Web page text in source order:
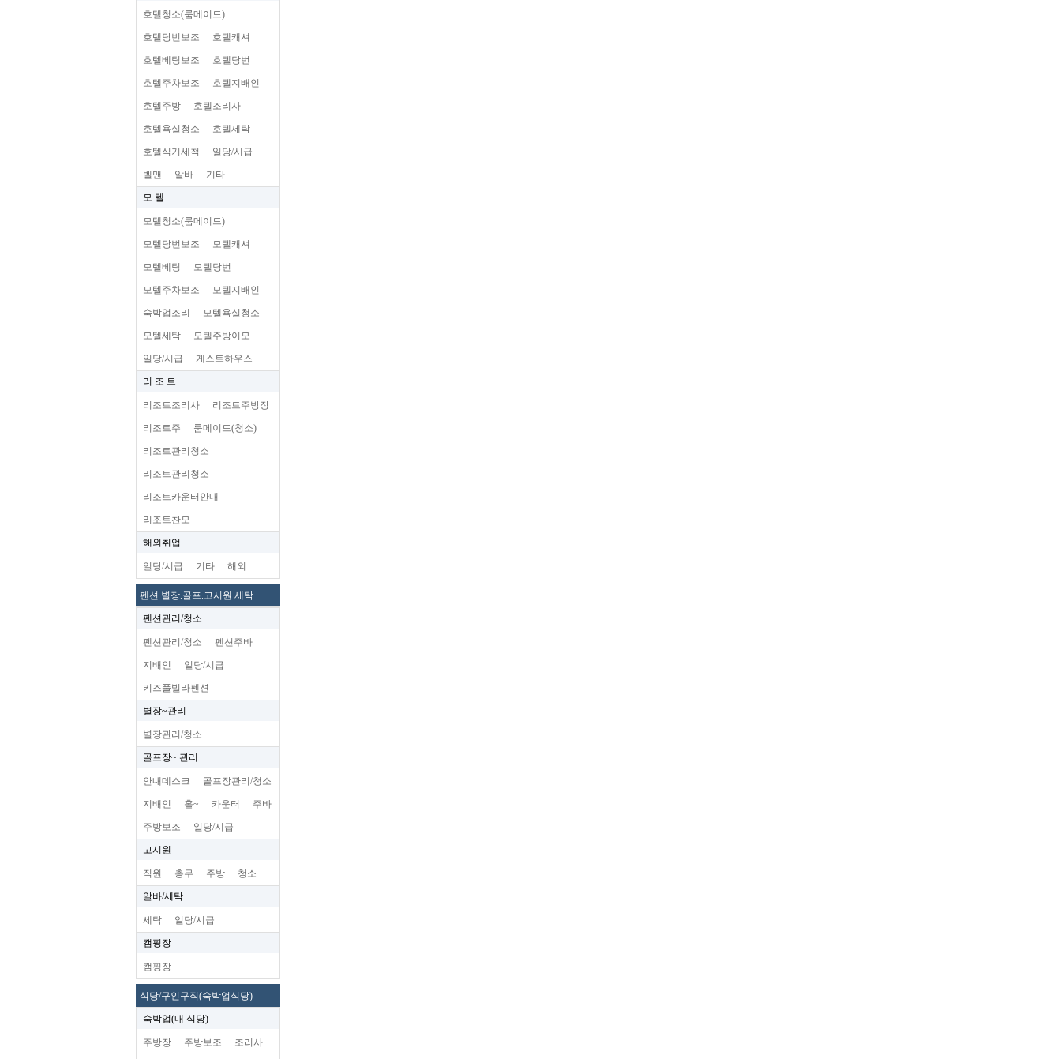
호텔청소(룸메이드)
호텔당번보조 호텔캐셔
호텔베팅보조 호텔당번
호텔주차보조 호텔지배인
호텔주방 호텔조리사
호텔욕실청소 호텔세탁
호텔식기세척 일당/시급
벨맨 알바 기타
모 텔
모텔청소(룸메이드)
모텔당번보조 모텔캐셔
모텔베팅 모텔당번
모텔주차보조 모텔지배인
숙박업조리 모텔욕실청소
모텔세탁 모텔주방이모
일당/시급 게스트하우스
리 조 트
리조트조리사 리조트주방장
리조트주 룸메이드(청소)
리조트관리청소
리조트관리청소
리조트카운터안내
리조트찬모
해외취업
일당/시급 기타 해외
펜션 별장.골프.고시원 세탁
펜션관리/청소
펜션관리/청소 펜션주바
지배인 일당/시급
키즈풀빌라펜션
별장~관리
별장관리/청소
골프장~ 관리
안내데스크 골프장관리/청소
지배인 홀~ 카운터 주바
주방보조 일당/시급
고시원
직원 총무 주방 청소
알바/세탁
세탁 일당/시급
캠핑장
캠핑장
식당/구인구직(숙박업식당)
숙박업(내 식당)
주방장 주방보조 조리사